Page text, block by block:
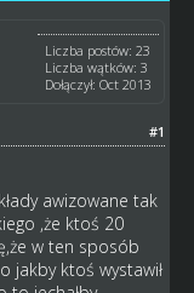
Liczba postów: 23
Liczba wątków: 3
Dołączył: Oct 2013
#1
awizowane tak
,że ktoś 20
w ten sposób
jakby ktoś wystawił